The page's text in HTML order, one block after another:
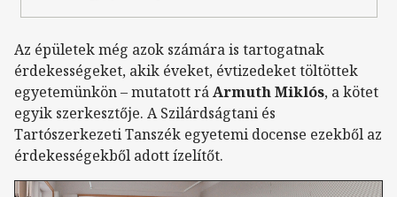
Az épületek még azok számára is tartogatnak
érdekességeket, akik éveket, évtizedeket töltöttek
egyetemünkön – mutatott ráArmuth Miklós, a kötet
egyik szerkesztője. A Szilárdságtani és
Tartószerkezeti Tanszék egyetemi docense ezekből az
érdekességekből adott ízelítőt.